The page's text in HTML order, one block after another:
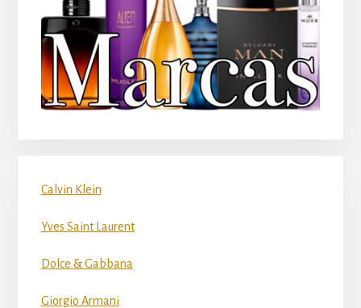
Calvin Klein
Yves Saint Laurent
Dolce & Gabbana
Giorgio Armani